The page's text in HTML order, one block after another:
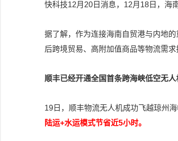
快科技12月20日消息，12月18日，海
据了解，作为连接海南自贸港与内地
后跨境贸易、高附加值商品等物流需
顺丰已经开通全国首条跨海峡低空无
19日，顺丰物流无人机成功飞越琼州海
陆运+水运模式节省近5小时。